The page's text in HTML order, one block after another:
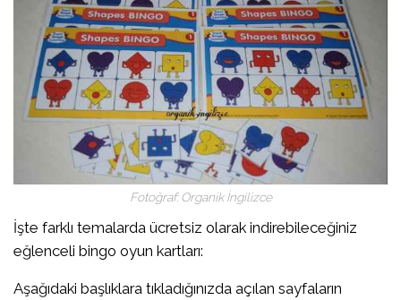
Fotoğraf: Organik İngilizce
İşte farklı temalarda ücretsiz olarak indirebileceğiniz
eğlenceli bingo oyun kartları:
Aşağıdaki başlıklara tıkladığınızda açılan sayfaların